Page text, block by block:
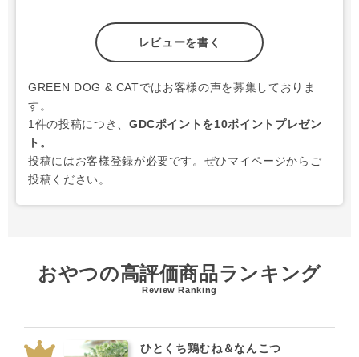
レビューを書く
GREEN DOG & CATではお客様の声を募集しておりま
す。
1件の投稿につき、 GDCポイントを10ポイントプレゼン
ト。
投稿にはお客様登録が必要です。ぜひマイページからご
投稿ください。
おやつの高評価商品ランキング
Review Ranking
ひとくち鶏むね＆なんこつ